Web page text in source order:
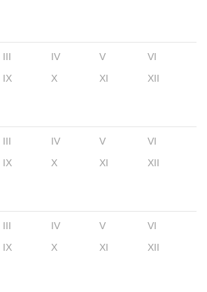
III IV V
VI
IX X XI XII
III IV V
VI
IX X XI XII
III IV V
VI
IX X XI XII